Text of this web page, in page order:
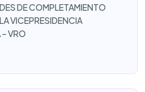
DE COMPLETAMIENTO
VICEPRESIDENCIA
VRO